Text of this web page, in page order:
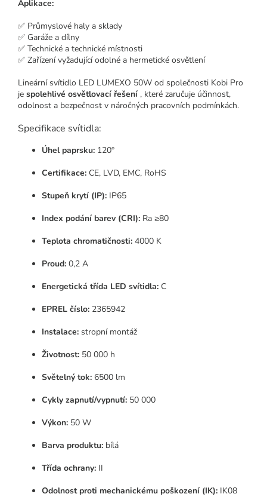
Aplikace:
✅ Průmyslové haly a sklady
✅ Garáže a dílny
✅ Technické a technické místnosti
✅ Zařízení vyžadující odolné a hermetické osvětlení
Lineární svítidlo LED LUMEXO 50W od společnosti Kobi Pro
je spolehlivé osvětlovací řešení , které zaručuje účinnost,
odolnost a bezpečnost v náročných pracovních podmínkách.
Specifikace svítidla:
Úhel paprsku: 120°
Certifikace: CE, LVD, EMC, RoHS
Stupeň krytí (IP): IP65
Index podání barev (CRI): Ra ≥80
Teplota chromatičnosti: 4000 K
Proud: 0,2 A
Energetická třída LED svítidla: C
EPREL číslo: 2365942
Instalace: stropní montáž
Životnost: 50 000 h
Světelný tok: 6500 lm
Cykly zapnutí/vypnutí: 50 000
Výkon: 50 W
Barva produktu: bílá
Třída ochrany: II
Odolnost proti mechanickému poškození (IK): IK08